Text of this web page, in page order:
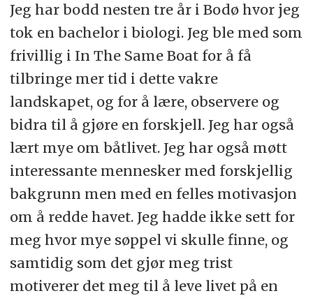
Jeg har bodd nesten tre år i Bodø hvor jeg
tok en bachelor i biologi. Jeg ble med som
frivillig i In The Same Boat for å få
tilbringe mer tid i dette vakre
landskapet, og for å lære, observere og
bidra til å gjøre en forskjell. Jeg har også
lært mye om båtlivet. Jeg har også møtt
interessante mennesker med forskjellig
bakgrunn men med en felles motivasjon
om å redde havet. Jeg hadde ikke sett for
meg hvor mye søppel vi skulle finne, og
samtidig som det gjør meg trist
motiverer det meg til å leve livet på en